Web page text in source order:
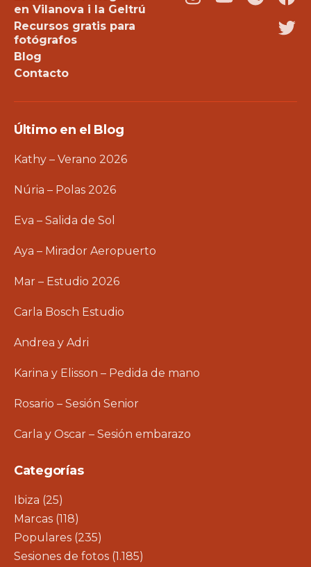
en Vilanova i la Geltrú
Recursos gratis para
fotógrafos
Blog
Contacto
Instagram
YoutubePodcast
Último en el Blog
Kathy – Verano 2026
Núria – Polas 2026
Eva – Salida de Sol
Aya – Mirador Aeropuerto
Mar – Estudio 2026
Carla Bosch Estudio
Andrea y Adri
Karina y Elisson – Pedida de mano
Rosario – Sesión Senior
Carla y Oscar – Sesión embarazo
Categorías
Ibiza (25)
Marcas (118)
Populares (235)
Sesiones de fotos (1.185)